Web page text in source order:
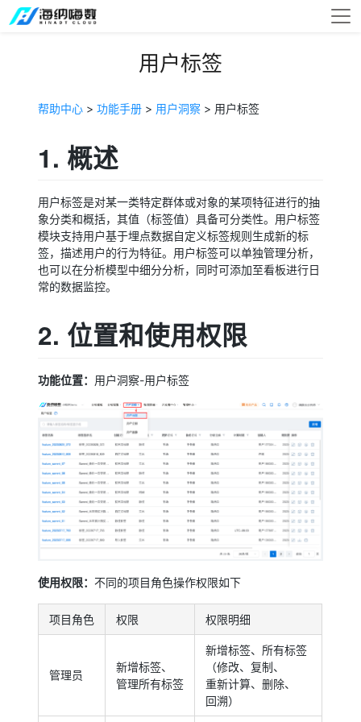
用户标签
帮助中心 >功能手册 > 用户洞察 > 用户标签
1. 概述
用户标签是对某一类特定群体或对象的某项特征进行的抽
象分类和概括，其值（标签值）具备可分类性。用户标签
模块支持用户基于埋点数据自定义标签规则生成新的标
签，描述用户的行为特征。用户标签可以单独管理分析，
也可以在分析模型中细分分析，同时可添加至看板进行日
常的数据监控。
2. 位置和使用权限
功能位置： 用户洞察-用户标签
使用权限：不同的项目角色操作权限如下
项目角色 权限 权限明细
管理员
新增标签、
管理所有标签
新增标签、所有标签
（修改、复制、
重新计算、删除、
回溯）